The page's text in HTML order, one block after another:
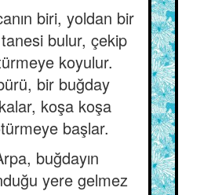
biri, yoldan bir
bulur, çekip
koyulur.
bir buğday
koşa koşa
başlar.
buğdayın
yere gelmez